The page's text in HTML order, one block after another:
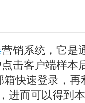
营销系统，它是
击客户端样本
快速登录，
进而可以得到